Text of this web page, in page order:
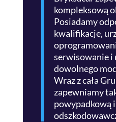
kompleksową
Posiadamy
kwalifikacje,
serwisowanie i
dowolnego
Wraz z cała
zapewniamy
powypadkową i